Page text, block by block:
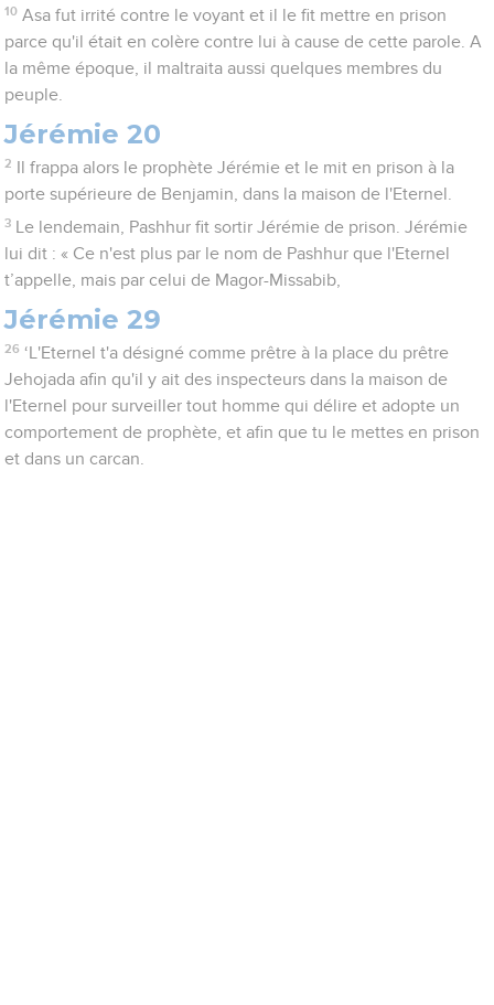
10 Asa fut irrité contre le voyant et il le fit mettre en prison
parce qu'il était en colère contre lui à cause de cette parole. A
la même époque, il maltraita aussi quelques membres du
peuple.
Jérémie 20
2
Il frappa alors le prophète Jérémie et le mit en prison à la
porte supérieure de Benjamin, dans la maison de l'Eternel.
3
Le lendemain, Pashhur fit sortir Jérémie de prison. Jérémie
lui dit : « Ce n'est plus par le nom de Pashhur que l'Eternel
t’appelle, mais par celui de Magor-Missabib,
Jérémie 29
26 ‘L'Eternel t'a désigné comme prêtre à la place du prêtre
Jehojada afin qu'il y ait des inspecteurs dans la maison de
l'Eternel pour surveiller tout homme qui délire et adopte un
comportement de prophète, et afin que tu le mettes en prison
et dans un carcan.